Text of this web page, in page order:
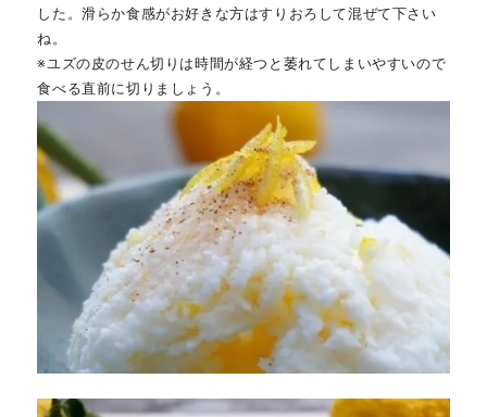
した。滑らか食感がお好きな方はすりおろして混ぜて下さい
ね。
※ユズの皮のせん切りは時間が経つと萎れてしまいやすいので
食べる直前に切りましょう。